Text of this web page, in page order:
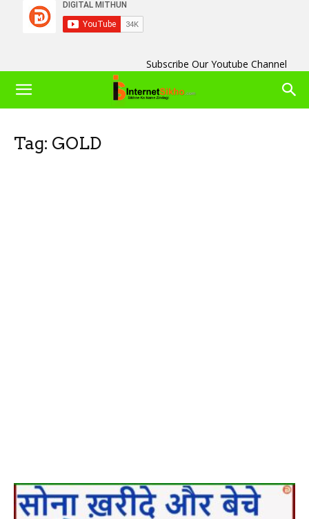
Subscribe Our Youtube Channel
Tag: GOLD